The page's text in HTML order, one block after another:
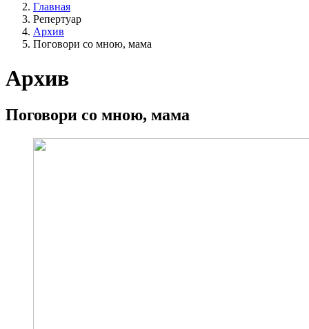
Главная
Репертуар
Архив
Поговори со мною, мама
Архив
Поговори со мною, мама